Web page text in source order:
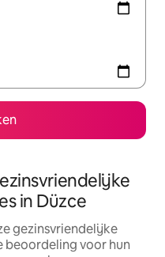
in Düzce
gezinsvriendelijke
beoordeling voor hun